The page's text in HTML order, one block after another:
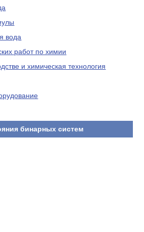
вода
работ по химии
и химическая технология
бинарных систем